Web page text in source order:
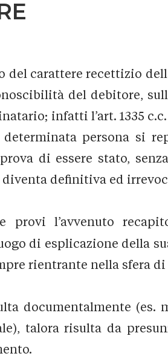
carattere recettizio
del debitore,
infatti l’art. 1335
persona si
di essere stato,
definitiva ed
provi l’avvenuto
di esplicazione della
rientrante nella sfera
documentalmente (es.
talora risulta da